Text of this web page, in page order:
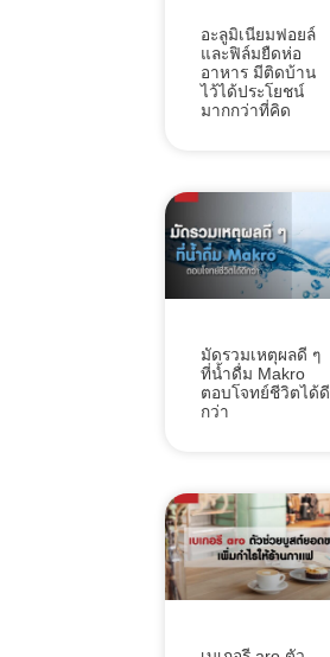
อะลูมิเนียมฟอยล์
และฟิล์มยืดห่อ
อาหาร มีติดบ้าน
ไว้ได้ประโยชน์
มากกว่าที่คิด
มัดรวมเหตุผลดี ๆ
ที่น้ำดื่ม Makro
ตอบโจทย์ชีวิตได้ดี
กว่า